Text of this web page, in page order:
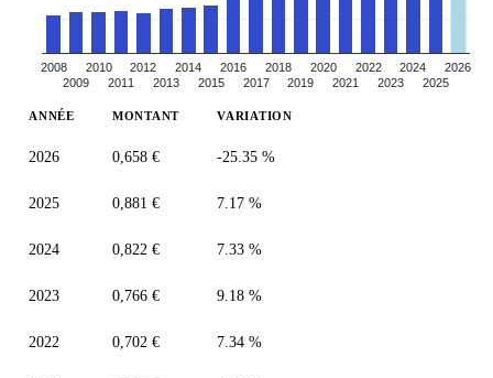
2008
2009
2010
2011
2012
2013
2014
2015
2016
2017
2018
2019
2020
2021
2022
2023
2024
2025
2026
ANNÉE MONTANT VARIATION
2026 0,658 € -25.35 %
2025 0,881 € 7.17 %
2024 0,822 € 7.33 %
2023 0,766 € 9.18 %
2022 0,702 € 7.34 %